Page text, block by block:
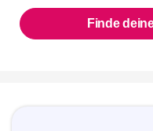
Finde